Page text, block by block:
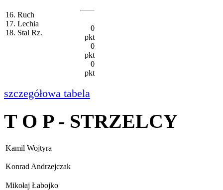
16. Ruch
17. Lechia
18. Stal Rz.
0
pkt
0
pkt
0
pkt
szczegółowa tabela
T O P - STRZELCY
Kamil Wojtyra
Konrad Andrzejczak
Mikołaj Łabojko